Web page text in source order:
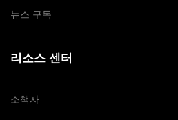
뉴스 구독
리소스 센터
소책자